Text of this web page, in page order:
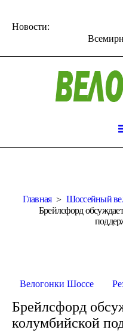
Новости:
Главная Шоссейный
Брейлсфорд
Велогонки Шоссе
Брейлсфорд
колумбийской